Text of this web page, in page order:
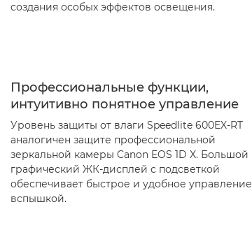
создания особых эффектов освещения.
Профессиональные функции,
интуитивно понятное управление
Уровень защиты от влаги Speedlite 600EX-RT
аналогичен защите профессиональной
зеркальной камеры Canon EOS 1D X. Большой
графический ЖК-дисплей с подсветкой
обеспечивает быстрое и удобное управление
вспышкой.